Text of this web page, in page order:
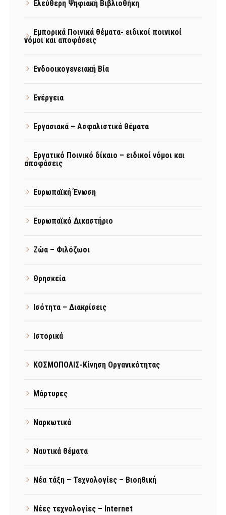
Ελεύθερη Ψηφιακή Βιβλιοθήκη
Εμπορικά Ποινικά θέματα- ειδικοί ποινικοί
νόμοι και αποφάσεις
Ενδοοικογενειακή Βία
Ενέργεια
Εργασιακά – Ασφαλιστικά θέματα
Εργατικό Ποινικό δίκαιο – ειδικοί νόμοι και
αποφάσεις
Ευρωπαϊκή Ένωση
Ευρωπαϊκό Δικαστήριο
Ζώα – Φιλόζωοι
Θρησκεία
Ισότητα – Διακρίσεις
Ιστορικά
ΚΟΣΜΟΠΟΛΙΣ-Κίνηση Οργανικότητας
Μάρτυρες
Ναρκωτικά
Ναυτικά θέματα
Νέα τάξη – Τεχνολογίες – Βιοηθική
Νέες τεχνολογίες – Internet